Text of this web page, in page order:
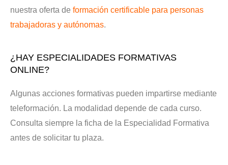
nuestra oferta de formación certificable para personas
trabajadoras y autónomas.
¿HAY ESPECIALIDADES FORMATIVAS
ONLINE?
Algunas acciones formativas pueden impartirse mediante
teleformación. La modalidad depende de cada curso.
Consulta siempre la ficha de la Especialidad Formativa
antes de solicitar tu plaza.